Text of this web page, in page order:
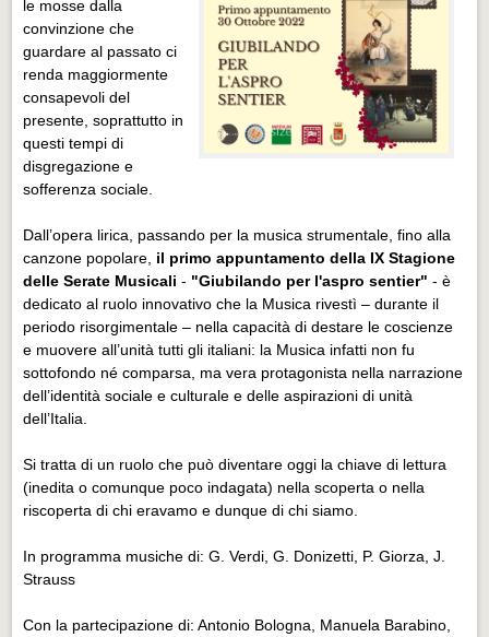
le mosse dalla
convinzione che
guardare al passato ci
renda maggiormente
consapevoli del
presente, soprattutto in
questi tempi di
disgregazione e
sofferenza sociale.
Dall’opera lirica, passando per la musica strumentale, fino alla
canzone popolare, il primo appuntamento della IX Stagione
delle Serate Musicali - "Giubilando per l'aspro sentier" - è
dedicato al ruolo innovativo che la Musica rivestì – durante il
periodo risorgimentale – nella capacità di destare le coscienze
e muovere all’unità tutti gli italiani: la Musica infatti non fu
sottofondo né comparsa, ma vera protagonista nella narrazione
dell’identità sociale e culturale e delle aspirazioni di unità
dell’Italia.
Si tratta di un ruolo che può diventare oggi la chiave di lettura
(inedita o comunque poco indagata) nella scoperta o nella
riscoperta di chi eravamo e dunque di chi siamo.
In programma musiche di: G. Verdi, G. Donizetti, P. Giorza, J.
Strauss
Con la partecipazione di: Antonio Bologna, Manuela Barabino,